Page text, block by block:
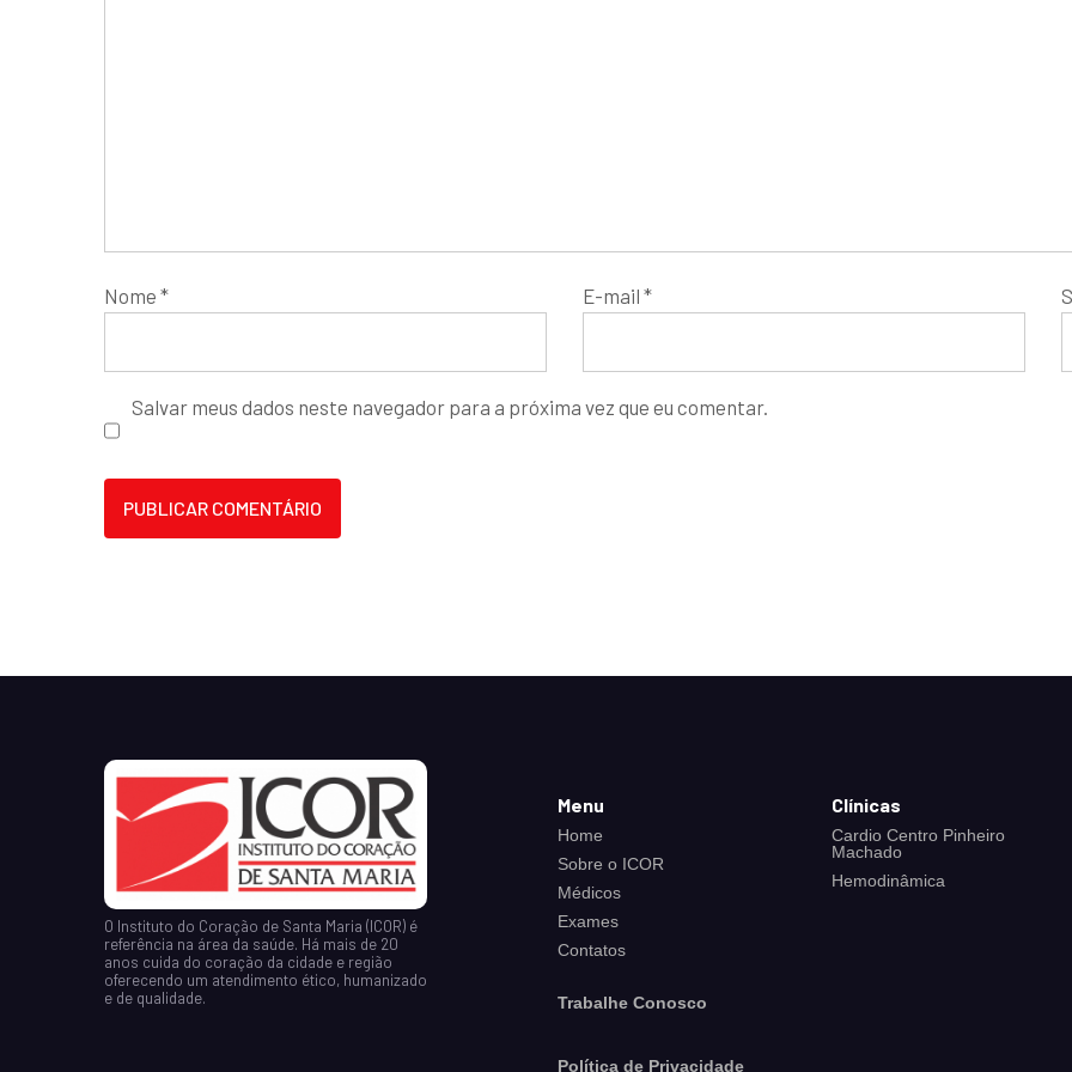
Nome * E-mail *
Salvar meus dados neste navegador para a próxima vez que eu comentar.
O Instituto do Coração de Santa Maria (ICOR) é
referência na área da saúde. Há mais de 20
anos cuida do coração da cidade e região
oferecendo um atendimento ético, humanizado
e de qualidade.
Menu
Home
Sobre o ICOR
Médicos
Exames
Contatos
Trabalhe Conosco
Política de Privacidade
Clínicas
Cardio Centro Pinheiro
Machado
Hemodinâmica